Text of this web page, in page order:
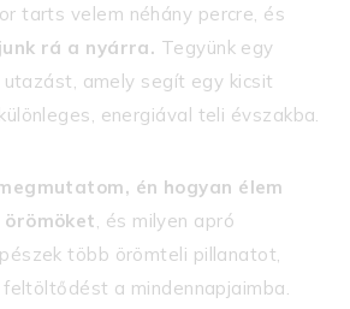
tarts velem néhány percre, és
rá a nyárra. Tegyünk egy
amely segít egy kicsit
energiával teli évszakba.
én hogyan élem
, és milyen apró
több örömteli pillanatot,
a mindennapjaimba.